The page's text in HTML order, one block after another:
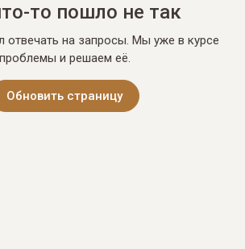
то пошло не так
отвечать на запросы. Мы уже в курсе
проблемы и решаем её.
Обновить страницу